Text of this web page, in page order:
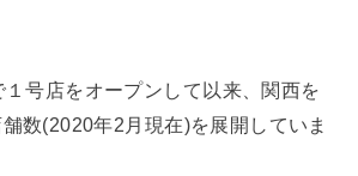
号店をオープンして以来、関西を
数(2020年2月現在)を展開していま